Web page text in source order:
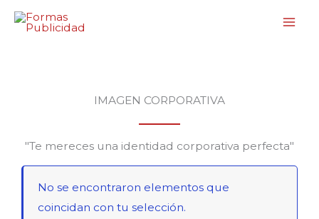
IMAGEN CORPORATIVA
"Te mereces una identidad corporativa perfecta"
No se encontraron elementos que
coincidan con tu selección.